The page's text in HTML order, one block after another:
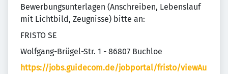
Bewerbungsunterlagen (Anschreiben, Lebenslauf
mit Lichtbild, Zeugnisse) bitte an:
FRISTO SE
Wolfgang-Brügel-Str. 1 - 86807 Buchloe
https://jobs.guidecom.de/jobportal/fristo/viewAu